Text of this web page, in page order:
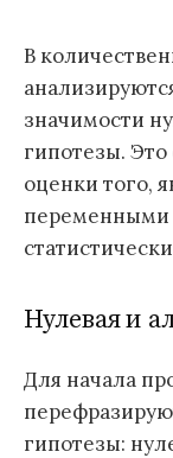
В
значимости
гипотезы.
оценки того,
переменными
Нулевая и
Для начала
гипотезы: